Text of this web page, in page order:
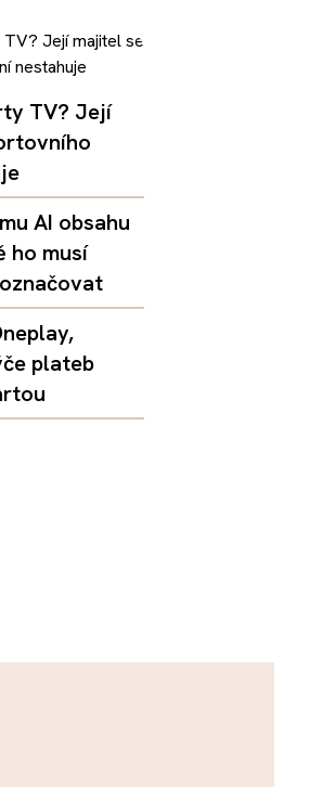
TV? Její
AI obsahu
ho musí
plateb